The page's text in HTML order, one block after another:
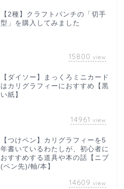
【2種】クラフトパンチの「切手
型」を購入してみました
15800 view
【ダイソー】まっくろミニカード
はカリグラフィーにおすすめ【黒
い紙】
14961 view
【つけペン】カリグラフィーを5
年書いているわたしが、初心者に
おすすめする道具や本の話【ニブ
(ペン先)/軸/本】
14609 view